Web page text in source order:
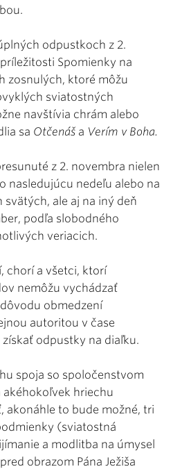
odpustkoch z 2.
Spomienky na
zosnulých, ktoré môžu
sviatostných
navštívia chrám alebo
sa Otčenáš a Verím v Boha.
z 2. novembra nielen
nasledujúcu nedeľu alebo na
ale aj na iný deň
podľa slobodného
veriacich.
chorí a všetci, ktorí
nemôžu vychádzať
obmedzení
autoritou v čase
odpustky na diaľku.
spoja so spoločenstvom
akéhokoľvek hriechu
akonáhle to bude možné, tri
(sviatostná
a modlitba na úmysel
obrazom Pána Ježiša